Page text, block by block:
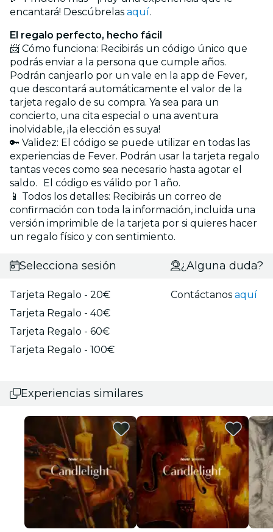
encantará! Descúbrelas aquí.
El regalo perfecto, hecho fácil
📨 Cómo funciona: Recibirás un código único que
podrás enviar a la persona que cumple años.
Podrán canjearlo por un vale en la app de Fever,
que descontará automáticamente el valor de la
tarjeta regalo de su compra. Ya sea para un
concierto, una cita especial o una aventura
inolvidable, ¡la elección es suya!
🔑 Validez: El código se puede utilizar en todas las
experiencias de Fever. Podrán usar la tarjeta regalo
tantas veces como sea necesario hasta agotar el
saldo. El código es válido por 1 año.
📱 Todos los detalles: Recibirás un correo de
confirmación con toda la información, incluida una
versión imprimible de la tarjeta por si quieres hacer
un regalo físico y con sentimiento.
Selecciona sesión
Tarjeta Regalo - 20€
Tarjeta Regalo - 40€
Tarjeta Regalo - 60€
Tarjeta Regalo - 100€
¿Alguna duda?
Contáctanosaquí
Experiencias similares